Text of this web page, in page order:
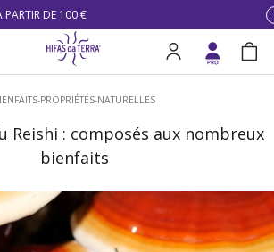
PARTIR DE 100 €
CLIENT DE 9h30 À 12h30.
Se connecter
PROPRIÉTÉS-NATURELLES
Reishi : composés aux nombreux
bienfaits